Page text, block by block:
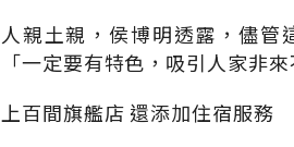
人親土親，侯博明透露，儘管
「一定要有特色，吸引人家非
上百間旗艦店 還添加住宿服務